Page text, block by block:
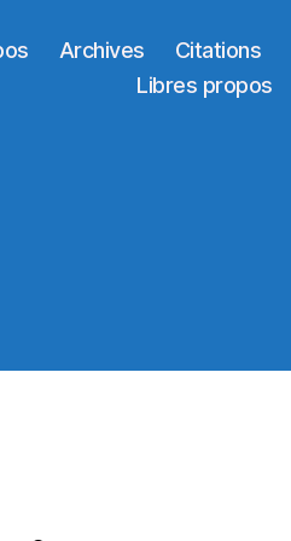
Archives Citations
Libres propos